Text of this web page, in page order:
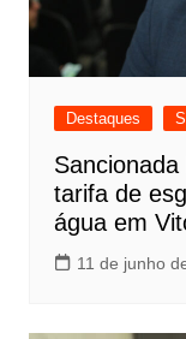
Destaques
tarifa de
água em
11 de junho